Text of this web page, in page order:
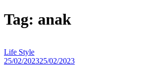
Tag: anak
Life Style
25/02/202325/02/2023